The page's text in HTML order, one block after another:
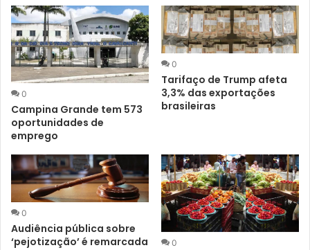
0
Campina Grande tem 573
oportunidades de
emprego
0
Tarifaço de Trump afeta
3,3% das exportações
brasileiras
0
Audiência pública sobre
‘pejotização’ é remarcada
0